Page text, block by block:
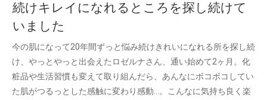
続けキレイになれるところを探し続けて
いました
今の肌になって20年間ずっと悩み続けきれいになれる所を探し続
け、やっとやっと出会えたロゼルナさん、通い始めて2ヶ月。化
粧品や生活習慣も変えて取り組んだら、あんなにボコボコしてい
た肌がつるっとした感触に変わり感動…。こんなに気持ち良く楽